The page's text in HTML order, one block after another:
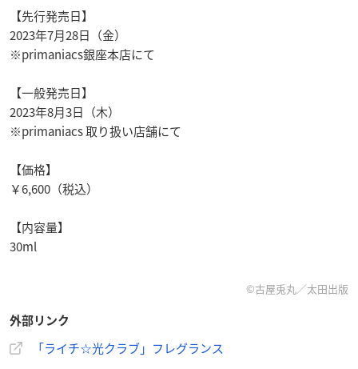
【先行発売日】
2023年7月28日（金）
※primaniacs銀座本店にて
【一般発売日】
2023年8月3日（木）
※primaniacs 取り扱い店舗にて
【価格】
￥6,600（税込）
【内容量】
30ml
©古屋兎丸／太田出版
外部リンク
「ライチ☆光クラブ」フレグランス